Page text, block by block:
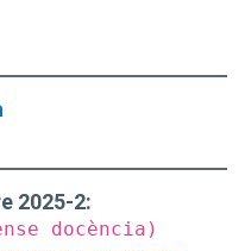
2025-2:
docència)